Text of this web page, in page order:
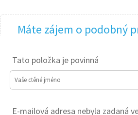
Máte zájem o podobný
Tato položka je povinná
Vaše ctěné jméno
E-mailová adresa nebyla zadaná